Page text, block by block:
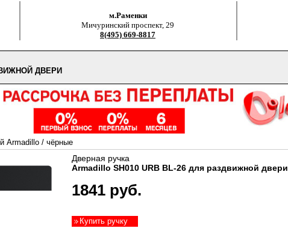
м.Раменки
Мичуринский проспект, 29
8(495) 669-8817
ДВЕРИ
Armadillo / чёрные
Дверная ручка
Armadillo SH010 URB BL-26 для раздвижной двери
1841 руб.
Купить ручку